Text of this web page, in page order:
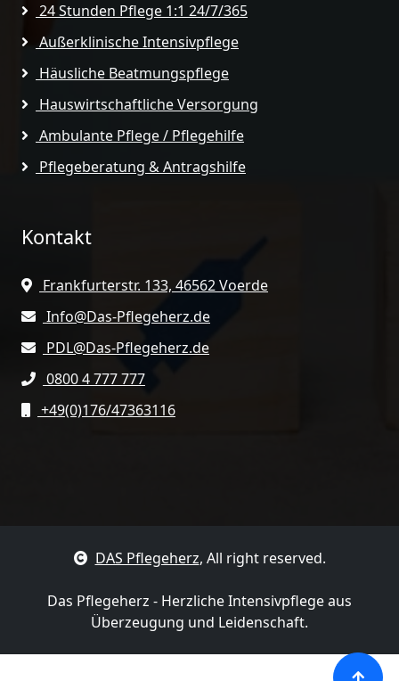
24 Stunden Pflege 1:1 24/7/365
Außerklinische Intensivpflege
Häusliche Beatmungspflege
Hauswirtschaftliche Versorgung
Ambulante Pflege / Pflegehilfe
Pflegeberatung & Antragshilfe
Kontakt
Frankfurterstr. 133, 46562 Voerde
Info@Das-Pflegeherz.de
PDL@Das-Pflegeherz.de
0800 4 777 777
+49(0)176/47363116
DAS Pflegeherz, All right reserved.
Das Pflegeherz - Herzliche Intensivpflege aus
Überzeugung und Leidenschaft.